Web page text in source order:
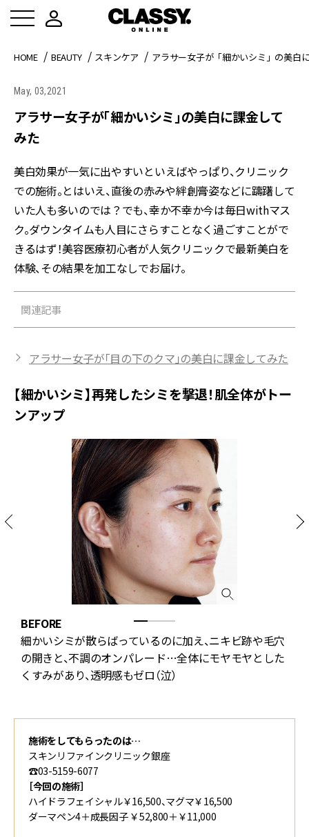
HOME BEAUTY スキンケア アラサー女子が「細かいシミ」の美白
May, 03,2021
アラサー女子が「細かいシミ」の美白に課金して
みた
美白効果が一気に出やすいといえばやっぱり、クリニック
での施術。とはいえ、直後の赤みや絆創膏姿などに躊躇して
いた人も多いのでは？でも、幸か不幸か今は毎日withマス
ク。ダウンタイムも人目にさらすことなく過ごすことがで
きるはず！美容医療初心者が人気クリニックで最新美白を
体験、その結果を加工なしでお届け。
関連記事
アラサー女子が「目の下のクマ」の美白に課金してみた
【細かいシミ】再発したシミを撃退！肌全体がトー
ンアップ
BEFORE
細かいシミが散らばっているのに加え、ニキビ跡や毛穴
の開きと、不調のオンパレード…全体にモヤモヤとした
くすみがあり、透明感もゼロ（泣）
施術をしてもらったのは…
スキンリファインクリニック銀座
☎️03-5159-6077
［今回の施術］
ハイドラフェイシャル￥16,500、マグマ￥16,500
ダーマペン4＋成長因子 ￥52,800＋￥11,000